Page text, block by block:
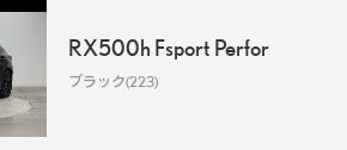
RX500h Fsport Perfor
ブラック(223)